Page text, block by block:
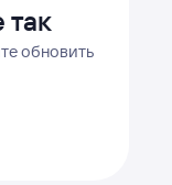
так
обновить